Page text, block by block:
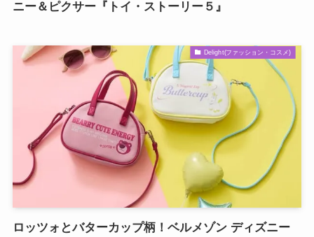
ニー＆ピクサー『トイ・ストーリー５』
Delight(ファッション・コスメ)
ロッツォとバターカップ柄！ベルメゾン ディズニー